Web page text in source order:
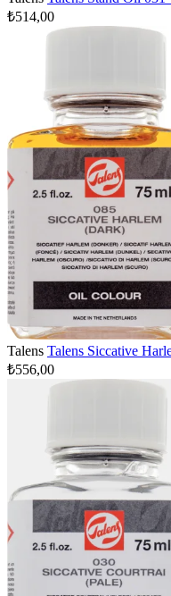
₺514,00
Talens Talens Siccative
₺556,00